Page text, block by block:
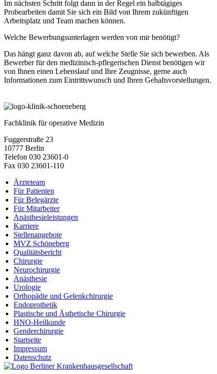
Im nächsten Schritt folgt dann in der Regel ein halbtägiges
Probearbeiten damit Sie sich ein Bild von Ihrem zukünftigen
Arbeitsplatz und Team machen können.
Welche Bewerbungsunterlagen werden von mir benötigt?
Das hängt ganz davon ab, auf welche Stelle Sie sich bewerben. Als
Bewerber für den medizinisch-pflegerischen Dienst benötigen wir
von Ihnen einen Lebenslauf und Ihre Zeugnisse, gerne auch
Informationen zum Eintrittswunsch und Ihren Gehaltsvorstellungen.
Fachklinik für operative Medizin
Fuggerstraße 23
10777 Berlin
Telefon 030 23601-0
Fax 030 23601-110
Ärzteteam
Für Patienten
Für Belegärzte
Für Mitarbeiter
Anästhesieleistungen
Karriere
Stellenangebote
MVZ Schöneberg
Qualitätsbericht
Chirurgie
Neurochirurgie
Anästhesie
Urologie
Orthopädie und Gelenkchirurgie
Endoprothetik
Plastische und Ästhetische Chirurgie
HNO-Heilkunde
Genderchirurgie
Startseite
Impressum
Datenschutz